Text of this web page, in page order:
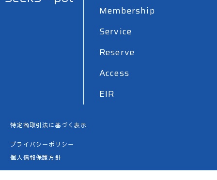
Membership
Service
Reserve
Access
EIR
特定商取引法に基づく表示
プライバシーポリシー
個人情報保護方針